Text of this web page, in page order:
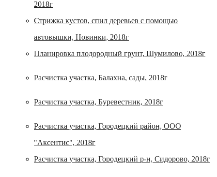
2018г
Стрижка кустов, спил деревьев с помощью
автовышки, Новинки, 2018г
Планировка плодородный грунт, Шумилово, 2018г
Расчистка участка, Балахна, сады, 2018г
Расчистка участка, Буревестник, 2018г
Расчистка участка, Городецкий район, ООО
"Аксентис", 2018г
Расчистка участка, Городецкий р-н, Сидорово, 2018г